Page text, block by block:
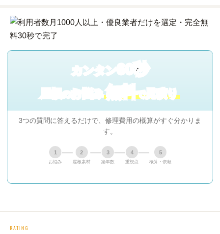
カンタン60秒
屋根 の お悩み無料で見積り
3つの質問に答えるだけで、修理費用の概算がすぐ分かりま
す。
1
お悩み
2
屋根素材
3
築年数
4
重視点
5
概算・依頼
RATING